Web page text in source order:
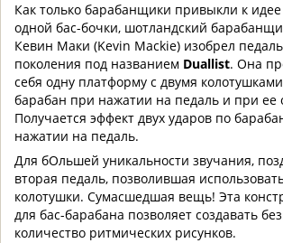
Как только барабанщики привыкли к
одной бас-бочки, шотландский
Кевин Маки (Kevin Mackie) изобрел
поколения под названием Duallist. Она
себя одну платформу с двумя
барабан при нажатии на педаль и при ее
Получается эффект двух ударов по
нажатии на педаль.
Для бОльшей уникальности звучания,
вторая педаль, позволившая
колотушки. Сумасшедшая вещь! Эта
для бас-барабана позволяет создавать
количество ритмических рисунков.